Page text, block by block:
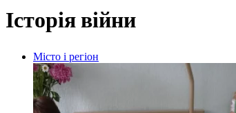
Історія війни
Місто і регіон